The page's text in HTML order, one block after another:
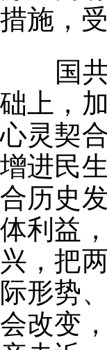
措施，
国共
础上，
心灵契
增进民
合历史
体利益
兴，把
际形势
会改变